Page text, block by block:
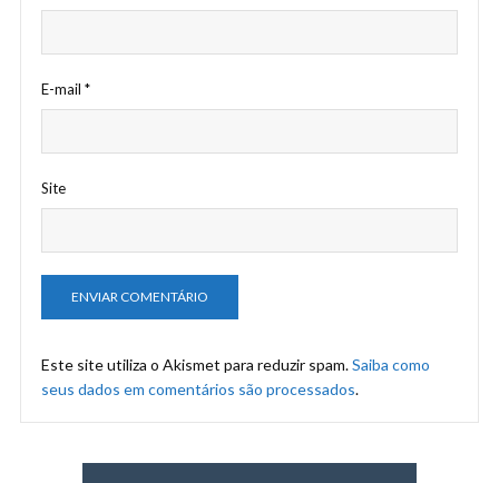
E-mail *
Site
Este site utiliza o Akismet para reduzir spam.Saiba como
seus dados em comentários são processados.